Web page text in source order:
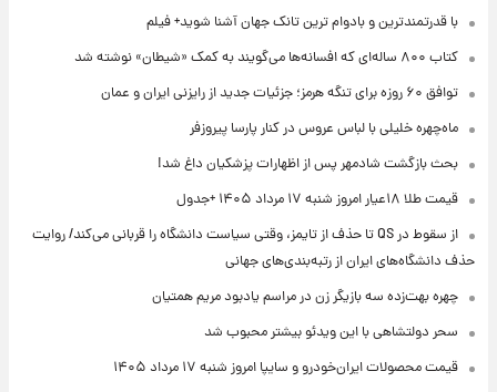
با قدرتمندترین و بادوام ترین تانک جهان آشنا شوید+ فیلم
کتاب ۸۰۰ ساله‌ای که افسانه‌ها می‌گویند به کمک «شیطان» نوشته شد
توافق ۶۰ روزه برای تنگه هرمز؛ جزئیات جدید از رایزنی ایران و عمان
ماه‌چهره خلیلی با لباس عروس در کنار پارسا پیروزفر
بحث بازگشت شادمهر پس از اظهارات پزشکیان داغ شد!
قیمت طلا ۱۸عیار امروز شنبه ۱۷ مرداد ۱۴۰۵ +جدول
از سقوط در QS تا حذف از تایمز، وقتی سیاست دانشگاه را قربانی می‌کند/ روایت
حذف دانشگاه‌های ایران از رتبه‌بندی‌های جهانی
چهره بهت‌زده سه بازیگر زن در مراسم یادبود مریم همتیان
سحر دولتشاهی با این ویدئو بیشتر محبوب شد
قیمت محصولات ایران‌خودرو و سایپا امروز شنبه ۱۷ مرداد ۱۴۰۵